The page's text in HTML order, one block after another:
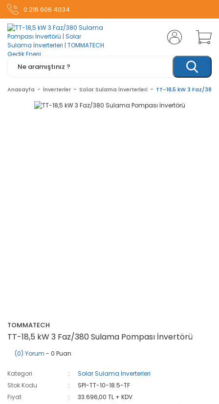
0 216 606 4034
Anasayfa İnverterler Solar Sulama İnverterleri TT-18,5 kW 3 Faz/380
TOMMATECH
TT-18,5 kW 3 Faz/380 Sulama Pompası İnvertörü
(0) Yorum - 0 Puan
Kategori
Solar Sulama İnverterleri
Stok Kodu
SPI-TT-10-18.5-TF
Fiyat
33.696,00 TL + KDV